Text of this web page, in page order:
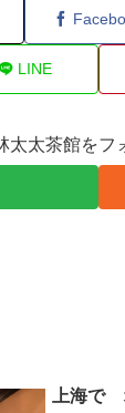
LINE
太太茶館をフ
上海で